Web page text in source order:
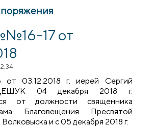
17 от
03.12.2018 г. иерей Сергий
04 декабря 2018 г.
от должности священника
Благовещения Пресвятой
и с 05 декабря 2018 г.